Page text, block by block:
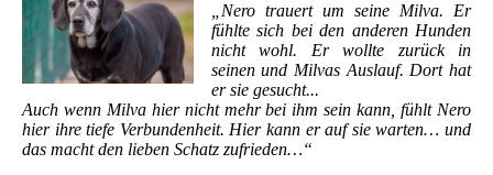
„Nero trauert um seine Milva. Er
fühlte sich bei den anderen Hunden
nicht wohl. Er wollte zurück in
seinen und Milvas Auslauf. Dort hat
er sie gesucht...
Auch wenn Milva hier nicht mehr bei ihm sein kann, fühlt Nero
hier ihre tiefe Verbundenheit. Hier kann er auf sie warten… und
das macht den lieben Schatz zufrieden…“